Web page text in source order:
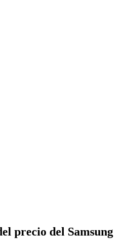
precio del Samsung